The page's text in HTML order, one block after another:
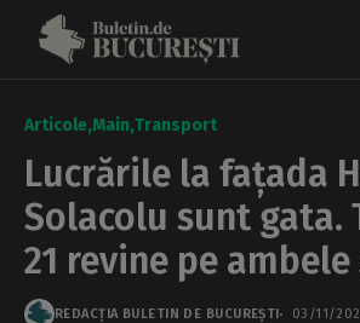
Articole Main Transport
Lucrările la fațada
Solacolu sunt gata.
21 revine pe
REDACȚIA BULETIN DE BUCUREȘTI 03/11/